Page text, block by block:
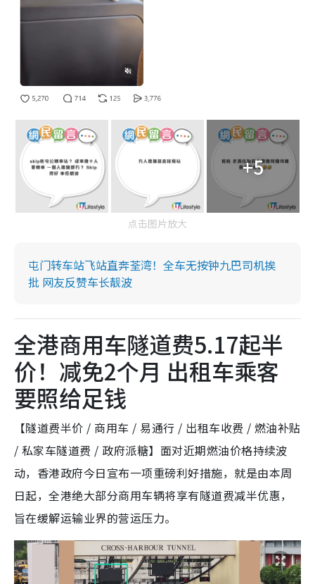
+5
点击图片放大
屯门转车站飞站直奔荃湾！全车无按钟九巴司机挨
批 网友反赞车长靓波
全港商用车隧道费5.17起半
价！减免2个月 出租车乘客
要照给足钱
【隧道费半价 / 商用车 / 易通行 / 出租车收费 / 燃油补贴
/ 私家车隧道费 / 政府派糖】面对近期燃油价格持续波
动，香港政府今日宣布一项重磅利好措施，就是由本周
日起，全港绝大部分商用车辆将享有隧道费减半优惠，
旨在缓解运输业界的营运压力。